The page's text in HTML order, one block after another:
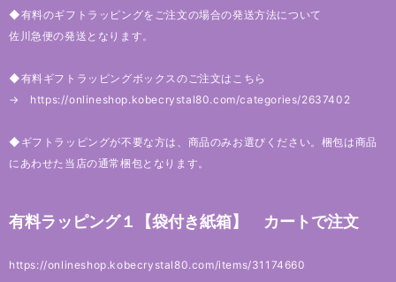
◆有料のギフトラッピングをご注文の場合の発送方法について
佐川急便の発送となります。
◆有料ギフトラッピングボックスのご注文はこちら
→ https://onlineshop.kobecrystal80.com/categories/2637402
◆ギフトラッピングが不要な方は、商品のみお選びください。梱包は商品
にあわせた当店の通常梱包となります。
有料ラッピング１【袋付き紙箱】 カートで注文
https://onlineshop.kobecrystal80.com/items/31174660